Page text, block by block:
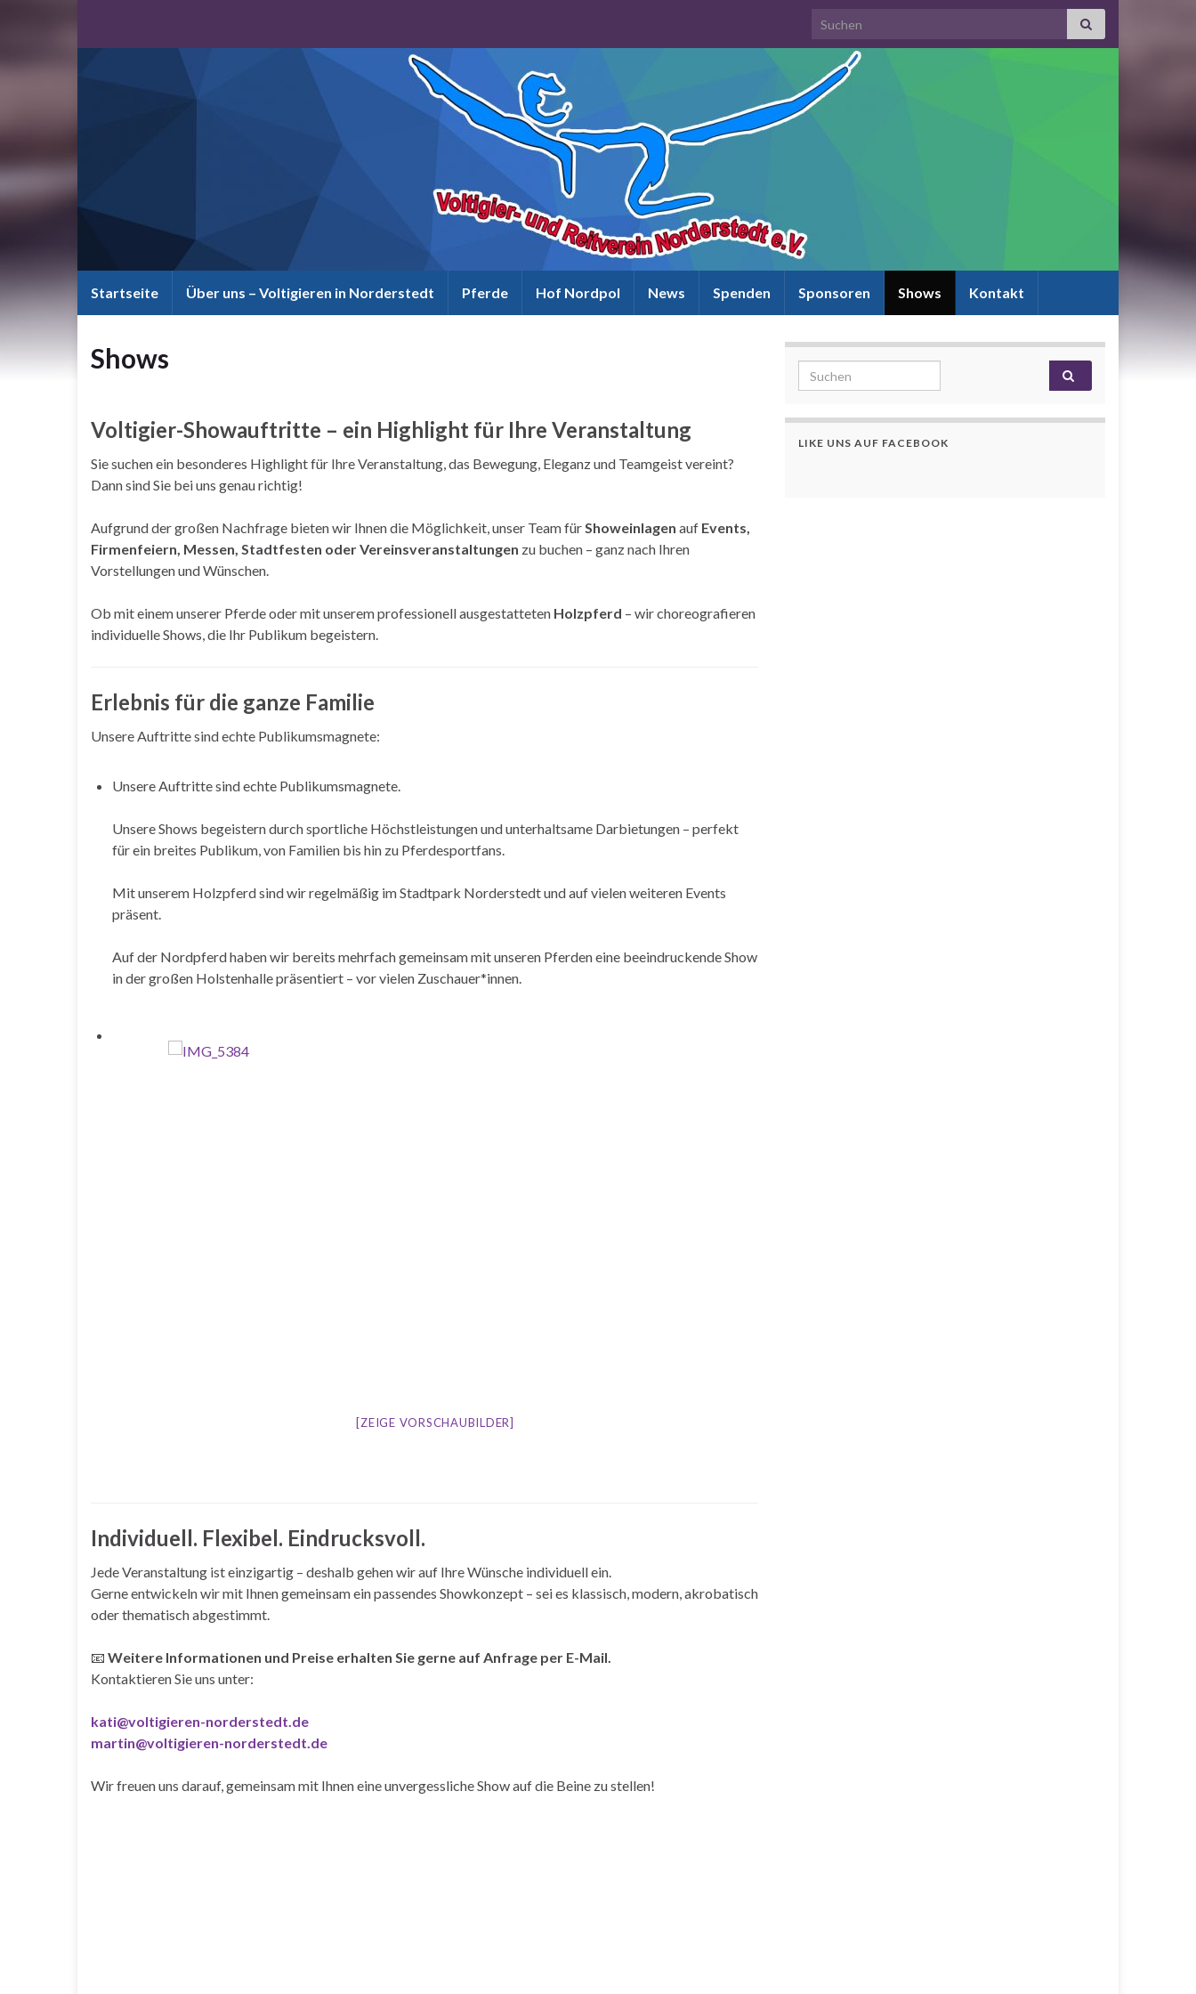
Search for:
Startseite Über uns – Voltigieren in Norderstedt Pferde Hof Nordpol News Spenden Sponsoren Shows Kontakt
Shows
Voltigier-Showauftritte – ein Highlight für Ihre Veranstaltung
Sie suchen ein besonderes Highlight für Ihre Veranstaltung, das Bewegung, Eleganz und Teamgeist vereint?
Dann sind Sie bei uns genau richtig!
Aufgrund der großen Nachfrage bieten wir Ihnen die Möglichkeit, unser Team fürShoweinlagen auf Events,
Firmenfeiern, Messen, Stadtfesten oder Vereinsveranstaltungen zu buchen – ganz nach Ihren
Vorstellungen und Wünschen.
Ob mit einem unserer Pferde oder mit unserem professionell ausgestatteten Holzpferd – wir choreografieren
individuelle Shows, die Ihr Publikum begeistern.
Erlebnis für die ganze Familie
Unsere Auftritte sind echte Publikumsmagnete:
Unsere Auftritte sind echte Publikumsmagnete.
Unsere Shows begeistern durch sportliche Höchstleistungen und unterhaltsame Darbietungen – perfekt
für ein breites Publikum, von Familien bis hin zu Pferdesportfans.
Mit unserem Holzpferd sind wir regelmäßig im Stadtpark Norderstedt und auf vielen weiteren Events
präsent.
Auf der Nordpferd haben wir bereits mehrfach gemeinsam mit unseren Pferden eine beeindruckende Show
in der großen Holstenhalle präsentiert – vor vielen Zuschauer*innen.
[ZEIGE VORSCHAUBILDER]
Individuell. Flexibel. Eindrucksvoll.
Jede Veranstaltung ist einzigartig – deshalb gehen wir auf Ihre Wünsche individuell ein.
Gerne entwickeln wir mit Ihnen gemeinsam ein passendes Showkonzept – sei es klassisch, modern, akrobatisch
oder thematisch abgestimmt.
📧 Weitere Informationen und Preise erhalten Sie gerne auf Anfrage per E-Mail.
Kontaktieren Sie uns unter:
kati@voltigieren-norderstedt.de
martin@voltigieren-norderstedt.de
Wir freuen uns darauf, gemeinsam mit Ihnen eine unvergessliche Show auf die Beine zu stellen!
Search for:
LIKE UNS AUF FACEBOOK